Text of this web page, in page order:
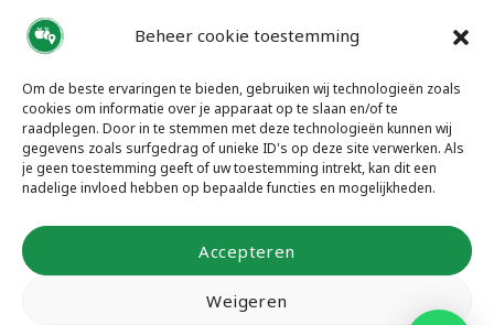
Beheer cookie toestemming
Om de beste ervaringen te bieden, gebruiken wij technologieën zoals
cookies om informatie over je apparaat op te slaan en/of te
raadplegen. Door in te stemmen met deze technologieën kunnen wij
gegevens zoals surfgedrag of unieke ID's op deze site verwerken. Als
je geen toestemming geeft of uw toestemming intrekt, kan dit een
nadelige invloed hebben op bepaalde functies en mogelijkheden.
Accepteren
Weigeren
Bestellen
Meest gestelde vragen
VOLG ONS